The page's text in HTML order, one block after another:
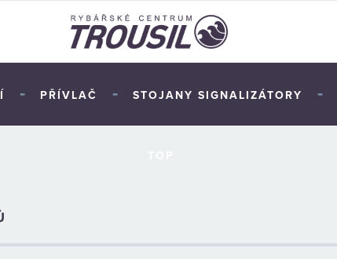
- PŘÍVLAČ - STOJANY SIGNALIZÁTORY -